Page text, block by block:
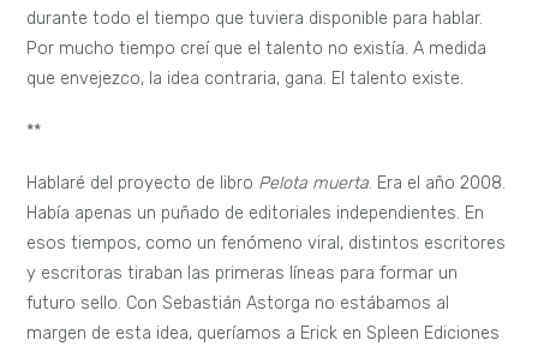
durante todo el tiempo que tuviera disponible para hablar.
Por mucho tiempo creí que el talento no existía. A medida
que envejezco, la idea contraria, gana. El talento existe.
**
Hablaré del proyecto de libro Pelota muerta. Era el año 2008.
Había apenas un puñado de editoriales independientes. En
esos tiempos, como un fenómeno viral, distintos escritores
y escritoras tiraban las primeras líneas para formar un
futuro sello. Con Sebastián Astorga no estábamos al
margen de esta idea, queríamos a Erick en Spleen Ediciones